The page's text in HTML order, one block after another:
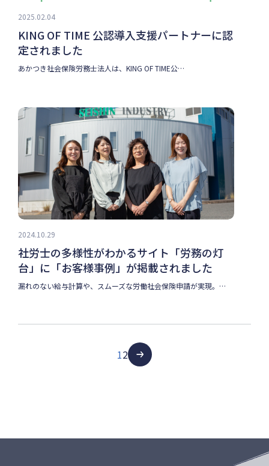
2025.02.04
KING OF TIME 公認導入支援パートナーに認
定されました
あかつき社会保険労務士法人は、KING OF TIME公…
2024.10.29
社労士の多様性がわかるサイト「労務の灯
台」に「お客様事例」が掲載されました
漏れのない給与計算や、スムーズな労働社会保険申請が実現。…
12